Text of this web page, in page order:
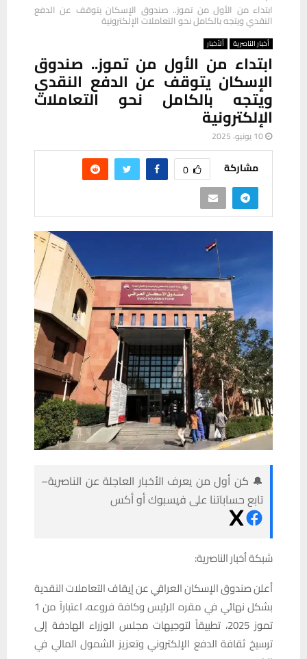
ابتداء من الأول من تموز.. صندوق الإسكان يتوقف عن الدفع
النقدي ويتجه بالكامل نحو التعاملات الإلكترونية
أخبار الناصرية ألأخبار
ابتداء من الأول من تموز.. صندوق
الإسكان يتوقف عن الدفع النقدي
ويتجه بالكامل نحو التعاملات
الإلكترونية
10 يونيو، 2025
مشاركة 0
🔔 كن أول من يعرف الأخبار العاجلة عن الناصرية–
تابع حساباتنا على فيسبوك أو أكس
شبكة أخبار الناصرية:
أعلن صندوق الإسكان العراقي عن إيقاف التعاملات النقدية
بشكل نهائي في مقره الرئيس وكافة فروعه، اعتباراً من 1
تموز 2025، تطبيقاً لتوجيهات مجلس الوزراء الهادفة إلى
ترسيخ ثقافة الدفع الإلكتروني وتعزيز الشمول المالي في